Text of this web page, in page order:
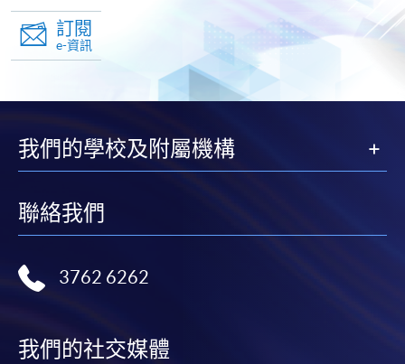
訂閱
e-資訊
我們的學校及附屬機構
聯絡我們
3762 6262
我們的社交媒體